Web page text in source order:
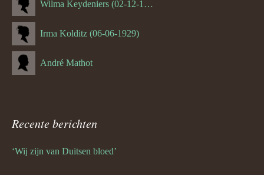
Wilma Keydeniers (02-12-1953)
Irma Kolditz (06-06-1929)
André Mathot
Recente berichten
‘Wij zijn van Duitsen bloed’